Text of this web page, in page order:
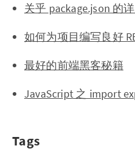
关乎 package.json 的
如何为项目编写良好
最好的前端黑客秘籍
JavaScript 之 import
Tags